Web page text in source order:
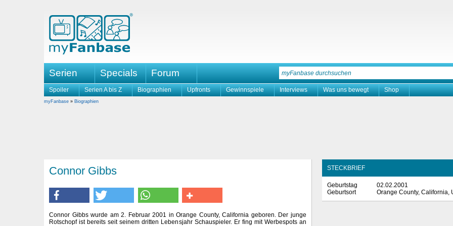
Serien Specials Forum
Spoiler Serien A bis Z Biographien Upfronts Gewinnspiele Interviews Was uns bewegt Shop
myFanbase » Biographien
Connor Gibbs
Connor Gibbs wurde am 2. Februar 2001 in Orange County, California geboren. Der junge
Rotschopf ist bereits seit seinem dritten Lebensjahr Schauspieler. Er fing mit Werbespots an
STECKBRIEF
Geburtstag
02.02.2001
Geburtsort
Orange County, California,